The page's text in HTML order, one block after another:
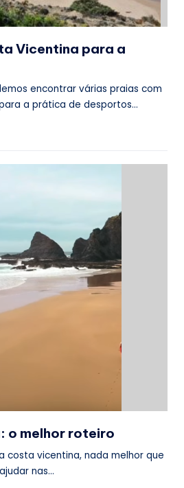
Vicentina para a
encontrar várias praias com
a prática de desportos…
o melhor roteiro
costa vicentina, nada melhor que
nas…